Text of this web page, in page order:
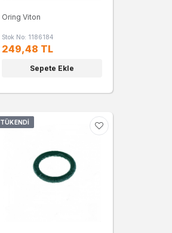
Oring Viton
Stok No: 1186184
249,48 TL
Sepete Ekle
TÜKENDI